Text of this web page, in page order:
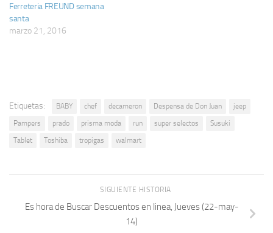
Ferreteria FREUND semana
santa
marzo 21, 2016
Etiquetas: BABY chef decameron Despensa de Don Juan
jeep
Pampers
prado prisma moda run super selectos
Susuki
Tablet
Toshiba tropigas walmart
SIGUIENTE HISTORIA
Es hora de Buscar Descuentos en linea, Jueves (22-may-
14)